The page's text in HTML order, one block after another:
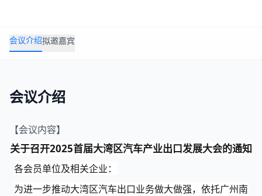
会议介绍拟邀嘉宾
会议介绍
【会议内容】
关于召开2025首届大湾区汽车产业出口发展大会的通知
各会员单位及相关企业：
为进一步推动大湾区汽车出口业务做大做强，依托广州南